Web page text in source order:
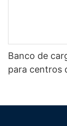
Banco de
para centros